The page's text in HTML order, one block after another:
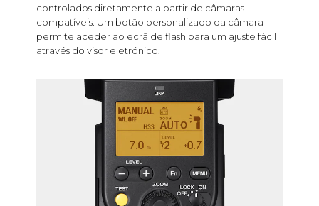
controlados diretamente a partir de câmaras
compatíveis. Um botão personalizado da câmara
permite aceder ao ecrã de flash para um ajuste fácil
através do visor eletrónico.